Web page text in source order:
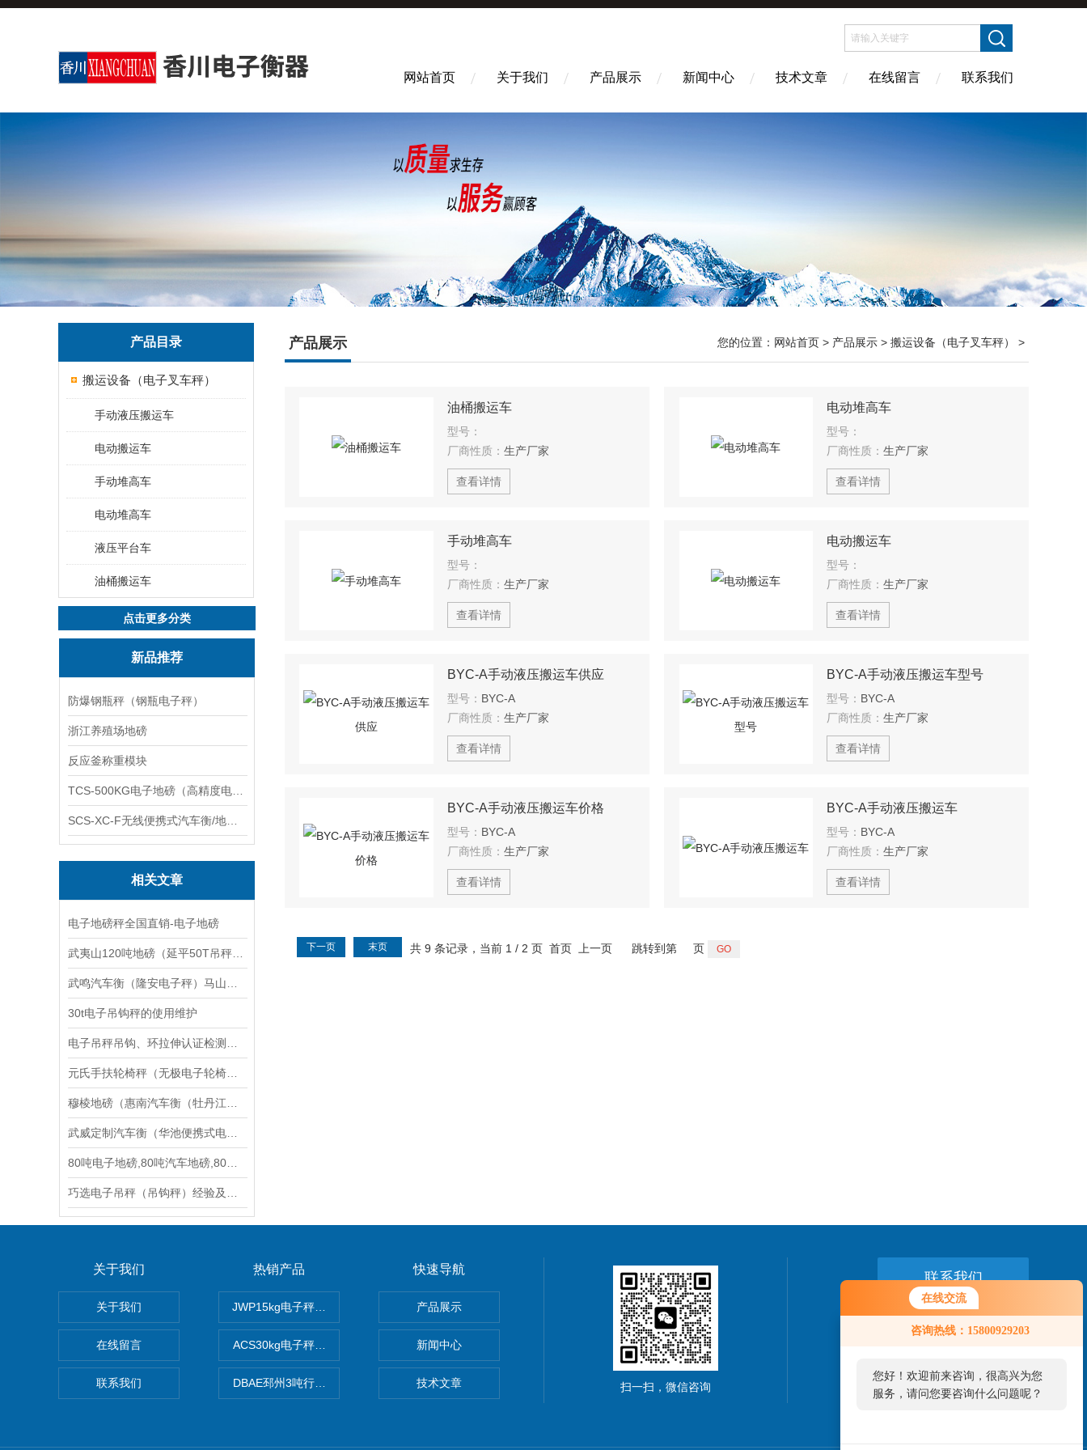
在线交流
咨询热线：15800929203
您好！欢迎前来咨询，很高兴为您
服务，请问您要咨询什么问题呢？
网站首页 关于我们 产品展示 新闻中心 技术文章 在线留言 联系我们
产品目录
搬运设备（电子叉车秤）
手动液压搬运车
电动搬运车
手动堆高车
电动堆高车
液压平台车
油桶搬运车
点击更多分类
新品推荐
防爆钢瓶秤（钢瓶电子秤）
浙江养殖场地磅
反应釜称重模块
相关文章
电子地磅秤全国直销-电子地磅
30t电子吊钩秤的使用维护
产品展示 您的位置： 网站首页 > 产品展示 > 搬运设备（电子叉车秤） >
油桶搬运车
型号：
厂商性质： 生产厂家
查看详情
电动堆高车
型号：
厂商性质： 生产厂家
查看详情
手动堆高车
型号：
厂商性质： 生产厂家
查看详情
电动搬运车
型号：
厂商性质： 生产厂家
查看详情
BYC-A手动液压搬运车供应
型号： BYC-A
厂商性质： 生产厂家
查看详情
BYC-A手动液压搬运车型号
型号： BYC-A
厂商性质： 生产厂家
查看详情
BYC-A手动液压搬运车价格
型号： BYC-A
厂商性质： 生产厂家
查看详情
BYC-A手动液压搬运车
型号： BYC-A
厂商性质： 生产厂家
查看详情
共 9 条记录，当前 1 / 2 页 首页 上一页
下一页 末页 跳转到第 页
关于我们
关于我们
在线留言
联系我们
热销产品
JWP15kg电子秤价格,15公斤电子秤价钱,15KG电子称报价
ACS30kg电子秤价格,30公斤电子秤价钱,30KG电子称报价
DBAE邳州3吨行车电子吊秤、常州10吨行车电子吊秤、金坛15吨电子吊钩秤厂价优惠
快速导航
产品展示
新闻中心
技术文章 扫一扫，微信咨询
联系我们
24小时热线：